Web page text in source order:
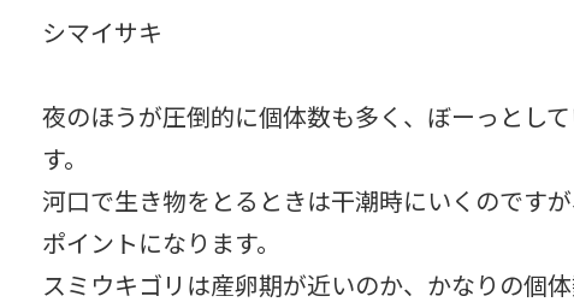
シマイサキ
夜のほうが圧倒的に個体数も多く、ぼーっとし
す。
河口で生き物をとるときは干潮時にいくのです
ポイントになります。
スミウキゴリは産卵期が近いのか、かなりの個